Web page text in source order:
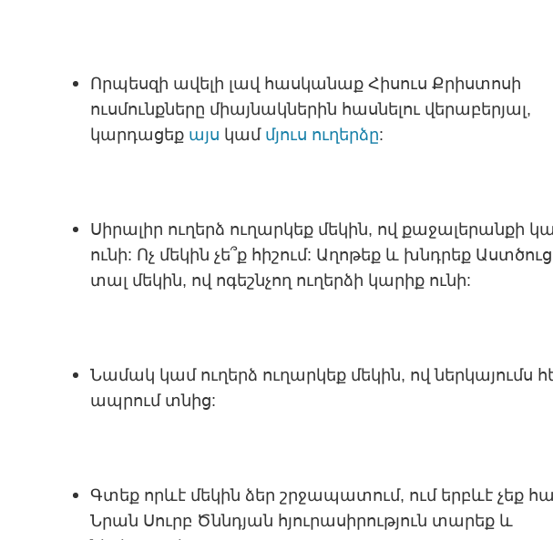
Որպեսզի ավելի լավ հասկանաք Հիսուս Քրիստոսի
ուսմունքները միայնակներին հասնելու վերաբերյալ,
կարդացեք այս կամ մյուս ուղերձը:
Սիրալիր ուղերձ ուղարկեք մեկին, ով քաջալերանքի
ունի: Ոչ մեկին չե՞ք հիշում: Աղոթեք և խնդրեք Աստծուց
տալ մեկին, ով ոգեշնչող ուղերձի կարիք ունի:
Նամակ կամ ուղերձ ուղարկեք մեկին, ով ներկայումս
ապրում տնից:
Գտեք որևէ մեկին ձեր շրջապատում, ում երբևէ չեք
Նրան Սուրբ Ծննդյան հյուրասիրություն տարեք և